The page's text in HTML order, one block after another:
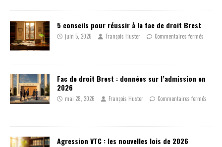
5 conseils pour réussir à la fac de droit Brest
juin 5, 2026 François Huster Commentaires fermés
Fac de droit Brest : données sur l’admission en
2026
mai 28, 2026 François Huster Commentaires fermés
Agression VTC : les nouvelles lois de 2026